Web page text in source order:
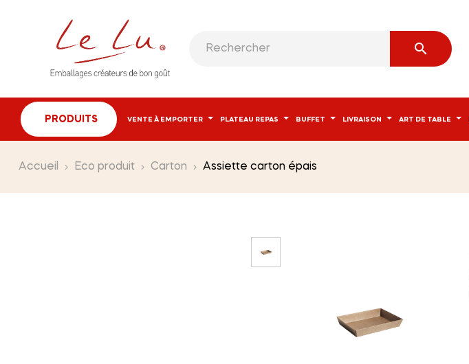

PRODUITS VENTE À EMPORTER PLATEAU REPAS BUFFET LIVRAISON ART DE TABLE
Accueil Eco produit Carton Assiette carton épais